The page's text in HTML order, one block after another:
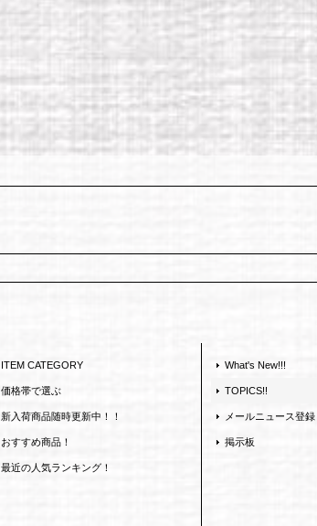
ITEM CATEGORY
価格帯で選ぶ
新入荷商品随時更新中！！
おすすめ商品！
最近の人気ランキング！
What's New!!!
TOPICS!!
メールニュース登録
掲示板